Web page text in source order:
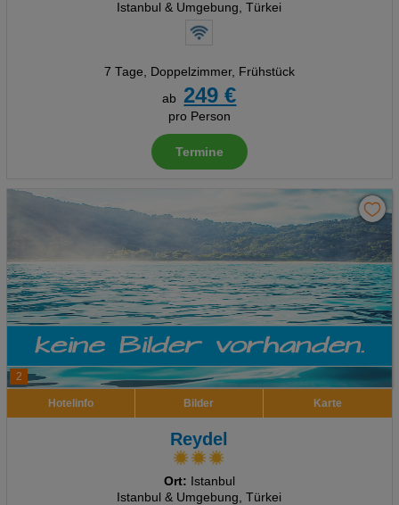
Istanbul & Umgebung, Türkei
7 Tage, Doppelzimmer, Frühstück
ab
249 €
pro Person
Termine
2
Hotelinfo Bilder Karte
Reydel
Ort: Istanbul
Istanbul & Umgebung, Türkei